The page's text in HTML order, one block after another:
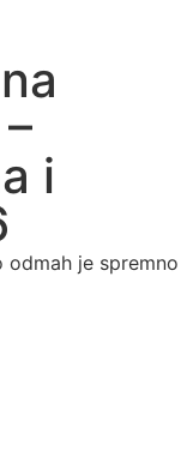
i
je spremno